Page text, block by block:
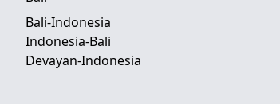
Bali-Indonesia
Indonesia-Bali
Devayan-Indonesia